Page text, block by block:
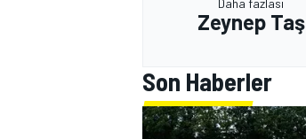
Daha fazlası
Zeynep Taş
Son Haberler